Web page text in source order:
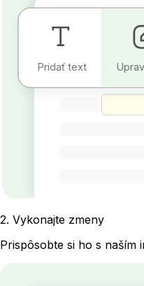
Pridať text
2. Vykonajte zmeny
Prispôsobte si ho s naším